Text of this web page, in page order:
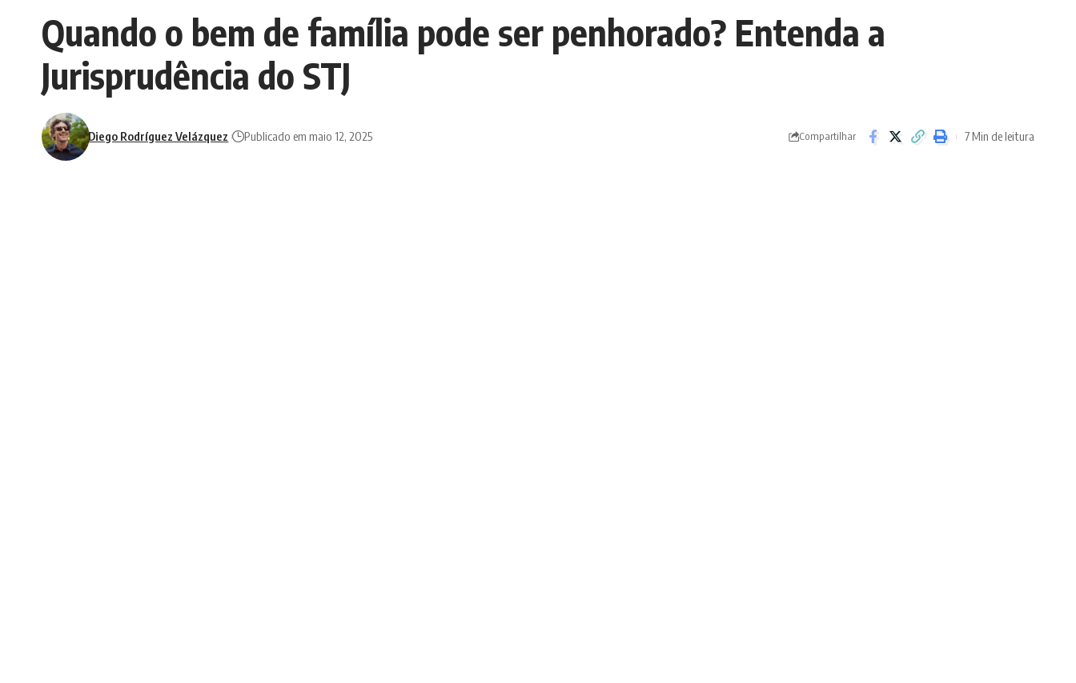
Quando o bem de família pode ser penhorado? Entenda a
Jurisprudência do STJ
Diego Rodríguez Velázquez Publicado em maio 12, 2025 Compartilhar 7 Min de leitura